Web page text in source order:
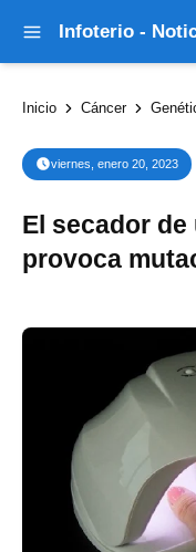
Inicio Cáncer
viernes, enero 20, 2023
El secador de
provoca